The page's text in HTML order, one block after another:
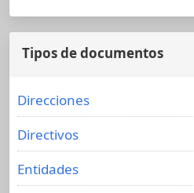
Tipos de documentos
Direcciones
Directivos
Entidades